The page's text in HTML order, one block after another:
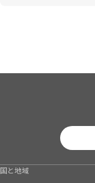
国と地域